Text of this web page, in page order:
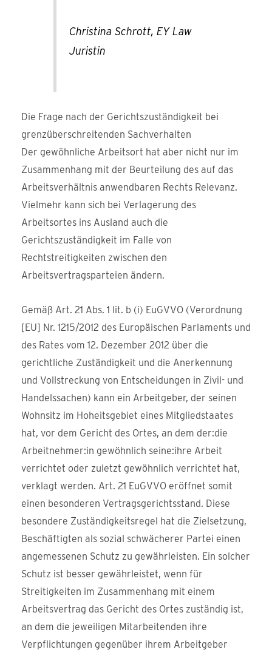
Christina Schrott, EY Law
Juristin
Die Frage nach der Gerichtszuständigkeit bei
grenzüberschreitenden Sachverhalten
Der gewöhnliche Arbeitsort hat aber nicht nur im
Zusammenhang mit der Beurteilung des auf das
Arbeitsverhältnis anwendbaren Rechts Relevanz.
Vielmehr kann sich bei Verlagerung des
Arbeitsortes ins Ausland auch die
Gerichtszuständigkeit im Falle von
Rechtstreitigkeiten zwischen den
Arbeitsvertragsparteien ändern.
Gemäß Art. 21 Abs. 1 lit. b (i) EuGVVO (Verordnung
[EU] Nr. 1215/2012 des Europäischen Parlaments und
des Rates vom 12. Dezember 2012 über die
gerichtliche Zuständigkeit und die Anerkennung
und Vollstreckung von Entscheidungen in Zivil- und
Handelssachen) kann ein Arbeitgeber, der seinen
Wohnsitz im Hoheitsgebiet eines Mitgliedstaates
hat, vor dem Gericht des Ortes, an dem der:die
Arbeitnehmer:in gewöhnlich seine:ihre Arbeit
verrichtet oder zuletzt gewöhnlich verrichtet hat,
verklagt werden. Art. 21 EuGVVO eröffnet somit
einen besonderen Vertragsgerichtsstand. Diese
besondere Zuständigkeitsregel hat die Zielsetzung,
Beschäftigten als sozial schwächerer Partei einen
angemessenen Schutz zu gewährleisten. Ein solcher
Schutz ist besser gewährleistet, wenn für
Streitigkeiten im Zusammenhang mit einem
Arbeitsvertrag das Gericht des Ortes zuständig ist,
an dem die jeweiligen Mitarbeitenden ihre
Verpflichtungen gegenüber ihrem Arbeitgeber